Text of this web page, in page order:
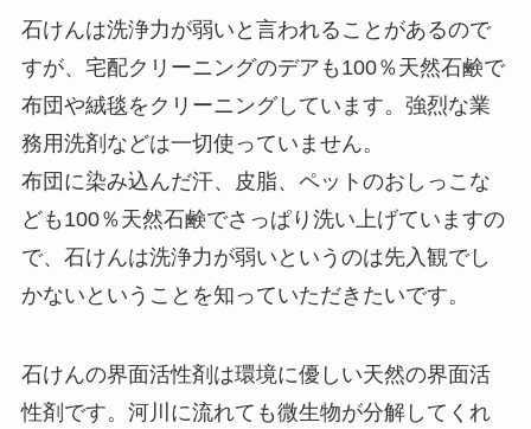
石けんは洗浄力が弱いと言われることがあるので
すが、宅配クリーニングのデアも100％天然石鹸で
布団や絨毯をクリーニングしています。強烈な業
務用洗剤などは一切使っていません。
布団に染み込んだ汗、皮脂、ペットのおしっこな
ども100％天然石鹸でさっぱり洗い上げていますの
で、石けんは洗浄力が弱いというのは先入観でし
かないということを知っていただきたいです。
石けんの界面活性剤は環境に優しい天然の界面活
性剤です。河川に流れても微生物が分解してくれ